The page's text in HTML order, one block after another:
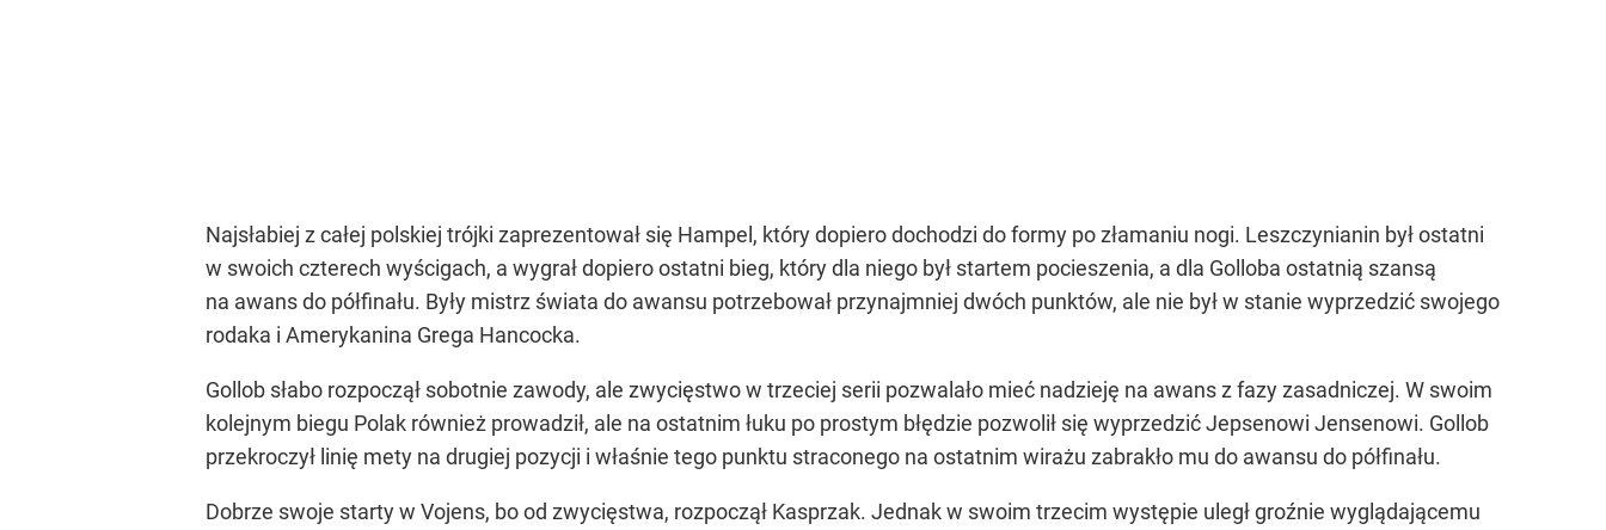
Najsłabiej z całej polskiej trójki zaprezentował się Hampel, który dopiero dochodzi do formy po złamaniu nogi. Leszczynianin był ostatni
w swoich czterech wyścigach, a wygrał dopiero ostatni bieg, który dla niego był startem pocieszenia, a dla Golloba ostatnią szansą
na awans do półfinału. Były mistrz świata do awansu potrzebował przynajmniej dwóch punktów, ale nie był w stanie wyprzedzić swojego
rodaka i Amerykanina Grega Hancocka.
Gollob słabo rozpoczął sobotnie zawody, ale zwycięstwo w trzeciej serii pozwalało mieć nadzieję na awans z fazy zasadniczej. W swoim
kolejnym biegu Polak również prowadził, ale na ostatnim łuku po prostym błędzie pozwolił się wyprzedzić Jepsenowi Jensenowi. Gollob
przekroczył linię mety na drugiej pozycji i właśnie tego punktu straconego na ostatnim wirażu zabrakło mu do awansu do półfinału.
Dobrze swoje starty w Vojens, bo od zwycięstwa, rozpoczął Kasprzak. Jednak w swoim trzecim występie uległ groźnie wyglądającemu